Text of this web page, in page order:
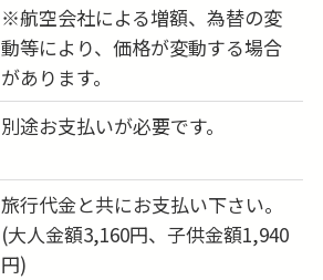
※航空会社による増額、為替の変
動等により、価格が変動する場合
があります。
別途お支払いが必要です。
旅行代金と共にお支払い下さい。
(大人金額3,160円、子供金額1,940
円)